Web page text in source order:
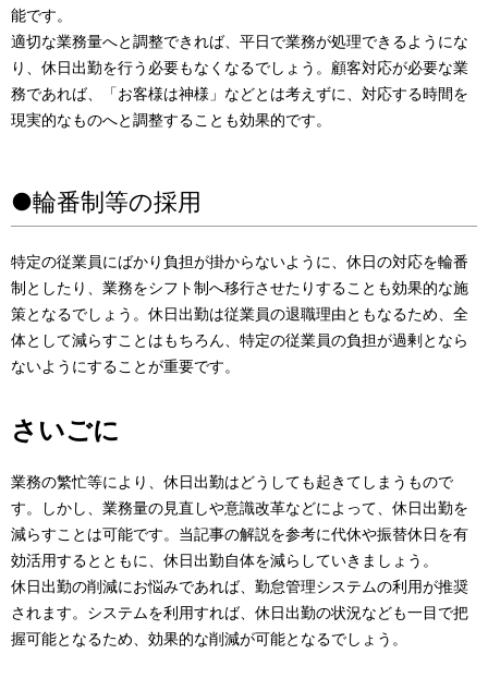
能です。
適切な業務量へと調整できれば、平日で業務が処理できるようにな
り、休日出勤を行う必要もなくなるでしょう。顧客対応が必要な業
務であれば、「お客様は神様」などとは考えずに、対応する時間を
現実的なものへと調整することも効果的です。
●輪番制等の採用
特定の従業員にばかり負担が掛からないように、休日の対応を輪番
制としたり、業務をシフト制へ移行させたりすることも効果的な施
策となるでしょう。休日出勤は従業員の退職理由ともなるため、全
体として減らすことはもちろん、特定の従業員の負担が過剰となら
ないようにすることが重要です。
さいごに
業務の繁忙等により、休日出勤はどうしても起きてしまうもので
す。しかし、業務量の見直しや意識改革などによって、休日出勤を
減らすことは可能です。当記事の解説を参考に代休や振替休日を有
効活用するとともに、休日出勤自体を減らしていきましょう。
休日出勤の削減にお悩みであれば、勤怠管理システムの利用が推奨
されます。システムを利用すれば、休日出勤の状況なども一目で把
握可能となるため、効果的な削減が可能となるでしょう。